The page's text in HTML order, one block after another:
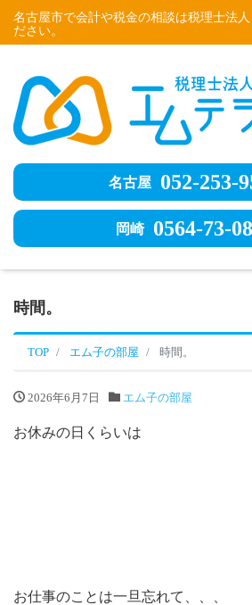
名古屋市で会計や税金の相談は税理士法
ださい。
名古屋 052-253-
岡崎 0564-73-
時間。
TOP エム子の部屋 時間。
2026年6月7日 エム子の部屋
お休みの日くらいは
お仕事のことは一旦忘れて、、、